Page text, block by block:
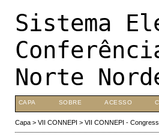
Sistema
Norte
CAPA SOBRE ACESSO
Capa> VII CONNEPI > VII CONNEPI -